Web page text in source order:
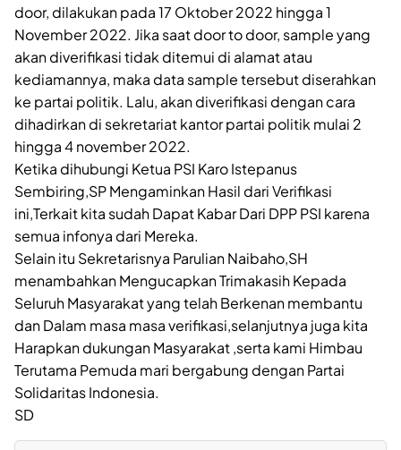
door, dilakukan pada 17 Oktober 2022 hingga 1
November 2022. Jika saat door to door, sample yang
akan diverifikasi tidak ditemui di alamat atau
kediamannya, maka data sample tersebut diserahkan
ke partai politik. Lalu, akan diverifikasi dengan cara
dihadirkan di sekretariat kantor partai politik mulai 2
hingga 4 november 2022.
Ketika dihubungi Ketua PSI Karo Istepanus
Sembiring,SP Mengaminkan Hasil dari Verifikasi
ini,Terkait kita sudah Dapat Kabar Dari DPP PSI karena
semua infonya dari Mereka.
Selain itu Sekretarisnya Parulian Naibaho,SH
menambahkan Mengucapkan Trimakasih Kepada
Seluruh Masyarakat yang telah Berkenan membantu
dan Dalam masa masa verifikasi,selanjutnya juga kita
Harapkan dukungan Masyarakat ,serta kami Himbau
Terutama Pemuda mari bergabung dengan Partai
Solidaritas Indonesia.
SD